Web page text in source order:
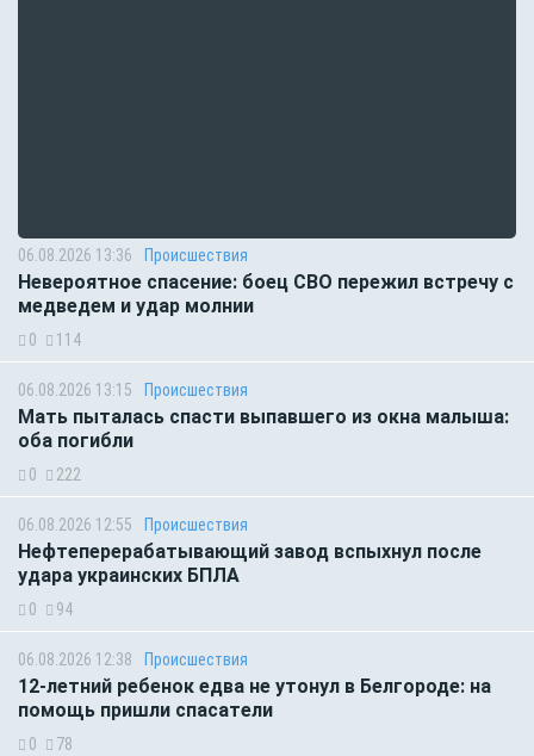
06.08.2026 13:36 Происшествия
Невероятное спасение: боец СВО пережил встречу с
медведем и удар молнии
0 114
06.08.2026 13:15 Происшествия
Мать пыталась спасти выпавшего из окна малыша:
оба погибли
0 222
06.08.2026 12:55 Происшествия
Нефтеперерабатывающий завод вспыхнул после
удара украинских БПЛА
0 94
06.08.2026 12:38 Происшествия
12-летний ребенок едва не утонул в Белгороде: на
помощь пришли спасатели
0 78